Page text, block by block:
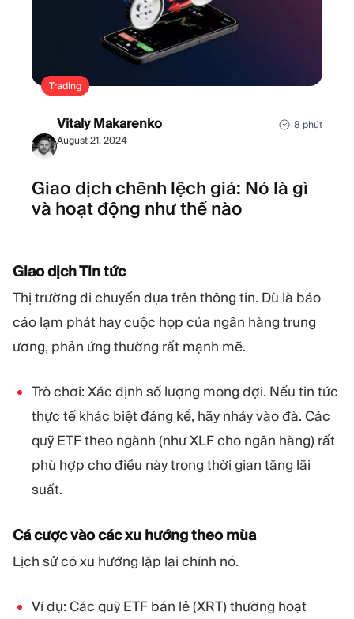
Trading
Vitaly Makarenko
August 21, 2024
8 phút
Giao dịch chênh lệch giá: Nó là gì
và hoạt động như thế nào
Giao dịch Tin tức
Thị trường di chuyển dựa trên thông tin. Dù là báo
cáo lạm phát hay cuộc họp của ngân hàng trung
ương, phản ứng thường rất mạnh mẽ.
Trò chơi: Xác định số lượng mong đợi. Nếu tin tức
thực tế khác biệt đáng kể, hãy nhảy vào đà. Các
quỹ ETF theo ngành (như XLF cho ngân hàng) rất
phù hợp cho điều này trong thời gian tăng lãi
suất.
Cá cược vào các xu hướng theo mùa
Lịch sử có xu hướng lặp lại chính nó.
Ví dụ: Các quỹ ETF bán lẻ (XRT) thường hoạt